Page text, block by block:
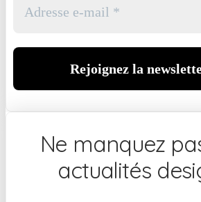
Ne manquez
actualités